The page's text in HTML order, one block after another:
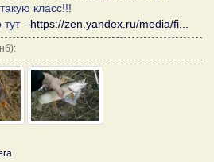
класс!!!
- https://zen.yandex.ru/media/fi...